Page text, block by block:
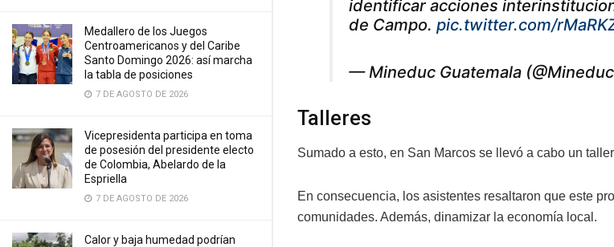
Medallero de los Juegos
Centroamericanos y del Caribe
Santo Domingo 2026: así marcha
la tabla de posiciones
7 DE AGOSTO DE 2026
Vicepresidenta participa en toma
de posesión del presidente electo
de Colombia, Abelardo de la
Espriella
7 DE AGOSTO DE 2026
Calor y baja humedad podrían
identificar acciones
de Campo. pic.twitter.com/
— Mineduc Guatemala
Talleres
Sumado a esto, en San Marcos se llevó a cabo un
En consecuencia, los asistentes resaltaron que este
comunidades. Además, dinamizar la economía local.